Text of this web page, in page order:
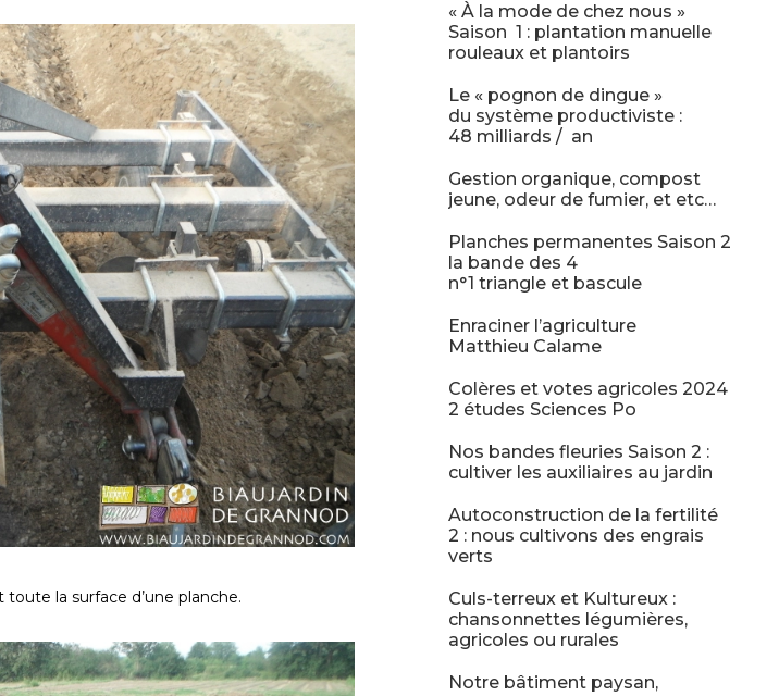
la surface d’une planche.
« À la mode de chez nous »
Saison 1 : plantation manuelle
rouleaux et plantoirs
Le « pognon de dingue »
du système productiviste :
48 milliards / an
Gestion organique, compost
jeune, odeur de fumier, et etc…
Planches permanentes Saison 2
la bande des 4
n°1 triangle et bascule
Enraciner l’agriculture
Matthieu Calame
Colères et votes agricoles 2024
2 études Sciences Po
Nos bandes fleuries Saison 2 :
cultiver les auxiliaires au jardin
Autoconstruction de la fertilité
2 : nous cultivons des engrais
verts
Culs-terreux et Kultureux :
chansonnettes légumières,
agricoles ou rurales
Notre bâtiment paysan,